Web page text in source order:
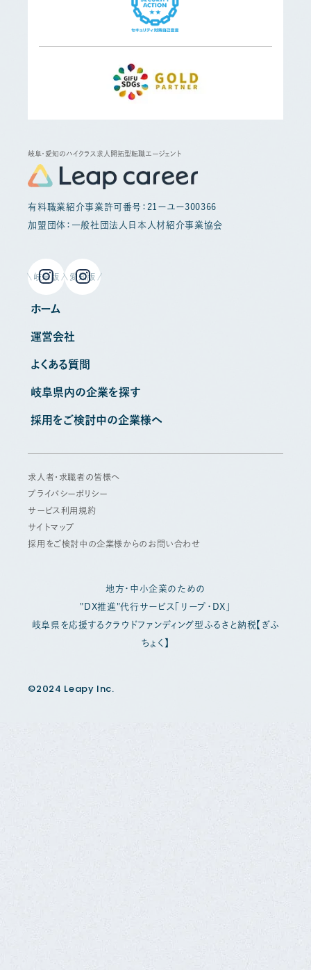
岐阜・愛知のハイクラス求人開拓型転職エージェント
有料職業紹介事業許可番号：21ーユー300366
加盟団体：一般社団法人日本人材紹介事業協会
岐阜版 愛知版
ホーム
運営会社
よくある質問
岐阜県内の企業を探す
採用をご検討中の企業様へ
求人者・求職者の皆様へ
プライバシーポリシー
サービス利用規約
サイトマップ
採用をご検討中の企業様からのお問い合わせ
地方・中小企業のための
"DX推進"代行サービス「リープ・DX」
岐阜県を応援するクラウドファンディング型ふるさと納税【ぎふ
ちょく】
©2024 Leapy Inc.